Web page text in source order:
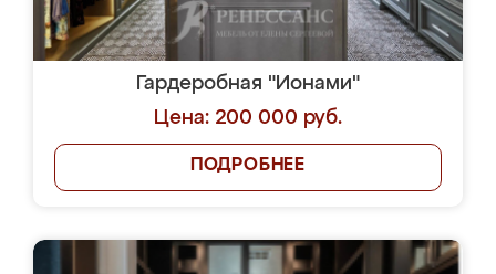
Гардеробная "Ионами"
Цена: 200 000 руб.
ПОДРОБНЕЕ